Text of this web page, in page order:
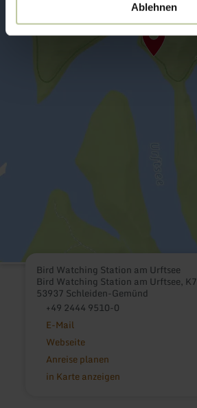
Ablehnen
Bird Watching Station am Urftsee
Bird Watching Station am Urftsee, K7
53937 Schleiden-Gemünd
+49 2444 9510-0
E-Mail
Webseite
Anreise planen
in Karte anzeigen